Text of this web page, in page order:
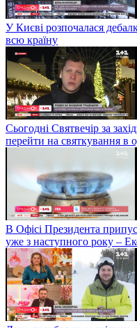
У Києві розпочалася
всю країну
Сьогодні Святвечір за
перейти на святкування в
В Офісі Президента
уже з наступного року –